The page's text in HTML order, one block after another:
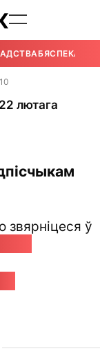
БЯСПЕКА
лютага
звярніцеся ў